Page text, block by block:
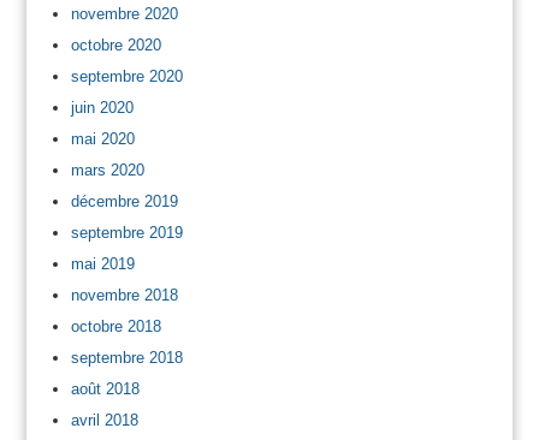
novembre 2020
octobre 2020
septembre 2020
juin 2020
mai 2020
mars 2020
décembre 2019
septembre 2019
mai 2019
novembre 2018
octobre 2018
septembre 2018
août 2018
avril 2018